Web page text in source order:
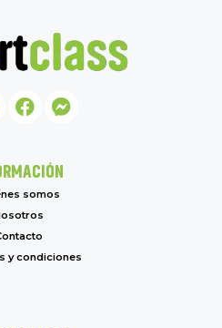
somos
y condiciones